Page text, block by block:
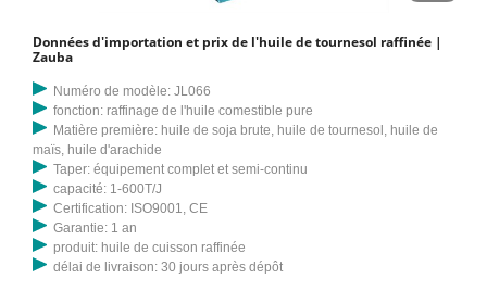
Données d'importation et prix de l'huile de tournesol raffinée |
Zauba
Numéro de modèle: JL066
fonction: raffinage de l'huile comestible pure
Matière première: huile de soja brute, huile de tournesol, huile de
maïs, huile d'arachide
Taper: équipement complet et semi-continu
capacité: 1-600T/J
Certification: ISO9001, CE
Garantie: 1 an
produit: huile de cuisson raffinée
délai de livraison: 30 jours après dépôt